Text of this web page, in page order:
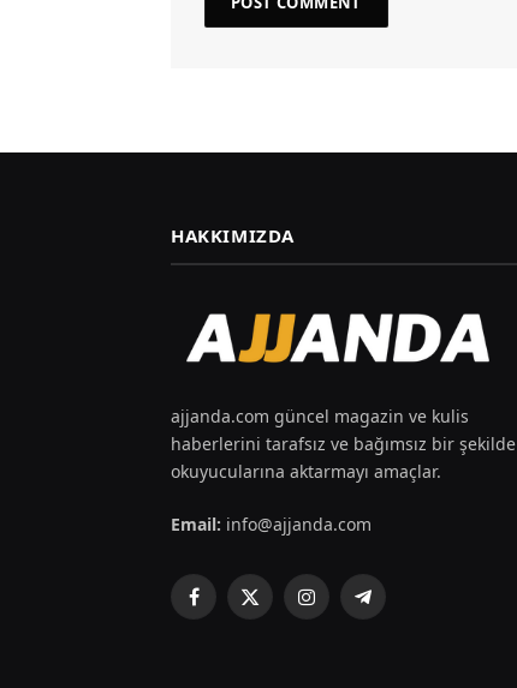
HAKKIMIZDA
ajjanda.com güncel magazin ve kulis
haberlerini tarafsız ve bağımsız bir şekilde
okuyucularına aktarmayı amaçlar.
Email: info@ajjanda.com
Facebook
X
InstagramTelegram